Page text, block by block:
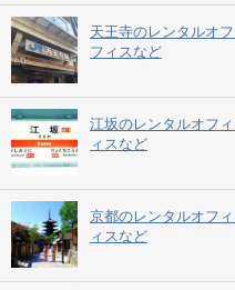
天王寺のレンタルオ
フィスなど
江坂のレンタルオフ
ィスなど
京都のレンタルオフ
ィスなど